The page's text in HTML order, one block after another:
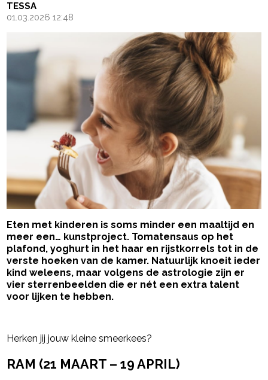
TESSA
01.03.2026 12:48
Eten met kinderen is soms minder een maaltijd en
meer een… kunstproject. Tomatensaus op het
plafond, yoghurt in het haar en rijstkorrels tot in de
verste hoeken van de kamer. Natuurlijk knoeit ieder
kind weleens, maar volgens de astrologie zijn er
vier sterrenbeelden die er nét een extra talent
voor lijken te hebben.
Herken jij jouw kleine smeerkees?
RAM (21 MAART – 19 APRIL)